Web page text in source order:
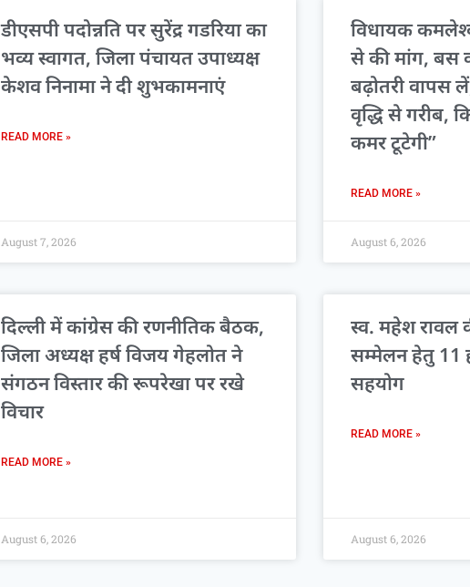
डीएसपी पदोन्नति पर सुरेंद्र गडरिया का
भव्य स्वागत, जिला पंचायत उपाध्यक्ष
केशव निनामा ने दी शुभकामनाएं
READ MORE »
August 7, 2026
विधायक
से की मांग, बस
बढ़ोतरी वापस
वृद्धि से गरीब,
कमर टूटेगी”
READ MORE »
August 6, 2026
दिल्ली में कांग्रेस की रणनीतिक बैठक,
जिला अध्यक्ष हर्ष विजय गेहलोत ने
संगठन विस्तार की रूपरेखा पर रखे
विचार
READ MORE »
August 6, 2026
स्व. महेश रावल
सम्मेलन हेतु 11
सहयोग
READ MORE »
August 6, 2026